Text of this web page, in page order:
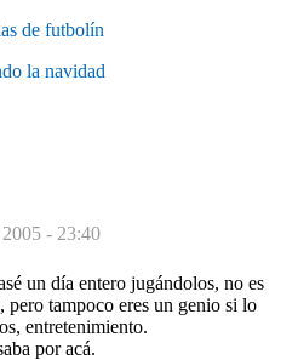
de futbolín
la navidad
2005 - 23:40
un día entero jugándolos, no es
pero tampoco eres un genio si lo
entretenimiento.
por acá.